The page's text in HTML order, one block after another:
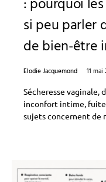
: pourquoi
si peu parler
de bien-être
Elodie Jacquemond
11 mai
Sécheresse vaginale,
inconfort intime,
sujets concernent de